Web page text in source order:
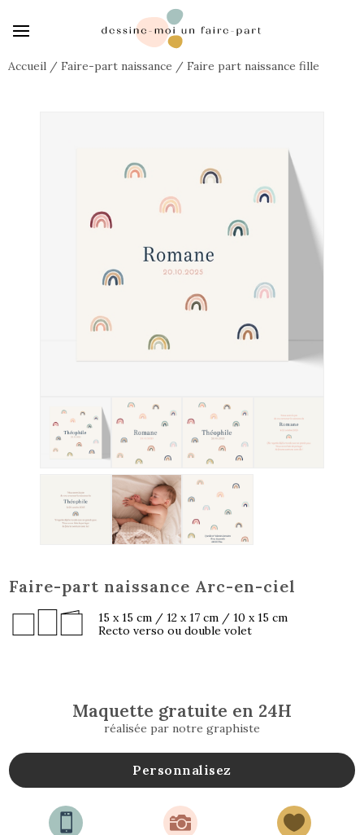
Accueil / Faire-part naissance / Faire part naissance fille
Faire-part naissance Arc-en-ciel
15 x 15 cm / 12 x 17 cm / 10 x 15 cm
Recto verso ou double volet
Maquette gratuite en 24H
réalisée par notre graphiste
Personnalisez
  